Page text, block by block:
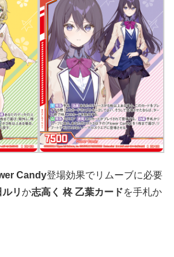
Candy登場効果でリムーブに必要
リか志高く 柊 乙葉カードを手札か